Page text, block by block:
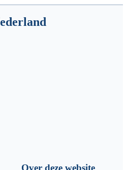
Over deze website